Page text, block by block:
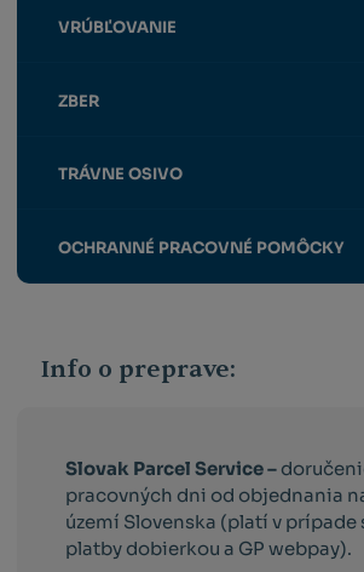
VRÚBĽOVANIE
ZBER
TRÁVNE OSIVO
OCHRANNÉ PRACOVNÉ POMÔCKY
Info o preprave:
Slovak Parcel Service –
pracovných dni od objednania
území Slovenska (platí v prípade
platby dobierkou a GP webpay).